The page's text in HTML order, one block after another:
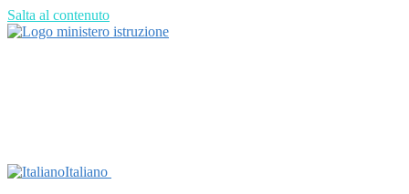
Salta al contenuto
Italiano